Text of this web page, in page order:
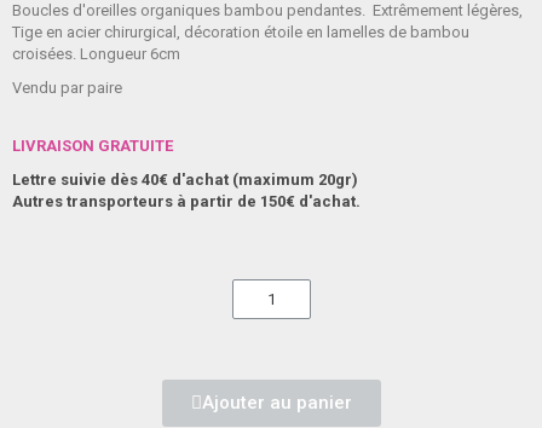
Boucles d'oreilles organiques bambou pendantes. Extrêmement légères,
Tige en acier chirurgical, décoration étoile en lamelles de bambou
croisées. Longueur 6cm
Vendu par paire
LIVRAISON GRATUITE
Lettre suivie dès 40€ d'achat (maximum 20gr)
Autres transporteurs à partir de 150€ d'achat.
Ajouter au panier